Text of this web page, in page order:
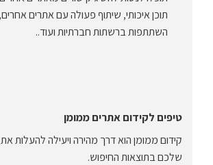
תוכן איכותי, שיתוף פעולה עם אתרים אחרים,
השתתפות ברשתות חברתיות ועוד..
טיפים לקידום אתרים ממומן
קידום ממומן הוא דרך מהירה ויעילה להעלות
שלכם בתוצאות החיפוש.